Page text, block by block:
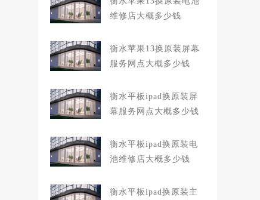
维修店大概多少钱
衡水苹果13换原装屏幕
服务网点大概多少钱
衡水平板ipad换原装屏
幕服务网点大概多少钱
衡水平板ipad换原装电
池维修店大概多少钱
衡水平板ipad换原装主